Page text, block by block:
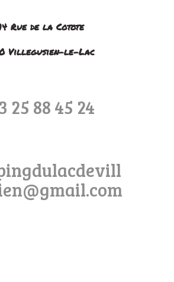
Rue de la Cotote
Villegusien-le-Lac
25 88 45 24